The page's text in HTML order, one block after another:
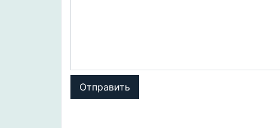
Отправить